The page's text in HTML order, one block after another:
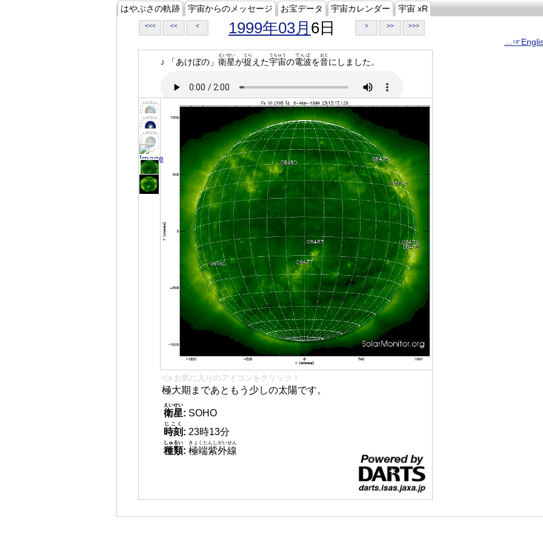
はやぶさの軌跡 宇宙からのメッセージ お宝データ 宇宙カレンダー 宇宙 xR
<<< << < 1999年03月 6日 > >> >>>
♪ 「あけぼの」 衛星
えいせい
が捉
とら
えた宇宙
うちゅう
の電波
でんぱ
を音
おと
にしました。
👈 お気に入りのアイコンをクリック！
極大期まであともう少しの太陽です。
衛星
えいせい
: SOHO
時刻
じこく
: 23時13分
種類
しゅるい
: 極端紫外線
きょくたんしがいせん